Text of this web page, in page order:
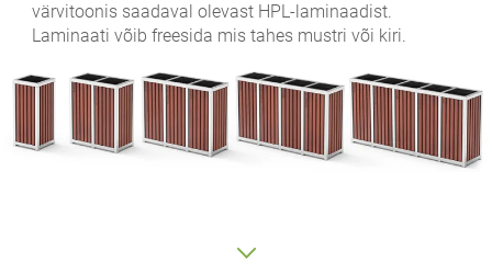
värvitoonis saadaval olevast HPL-laminaadist.
Laminaati võib freesida mis tahes mustri või kiri.